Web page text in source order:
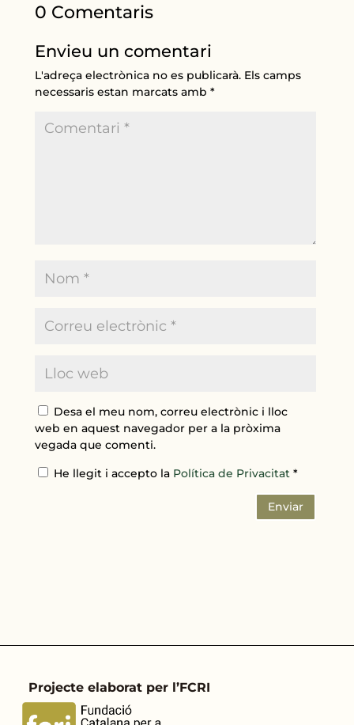
0 Comentaris
Envieu un comentari
L'adreça electrònica no es publicarà. Els camps
necessaris estan marcats amb*
Desa el meu nom, correu electrònic i lloc
web en aquest navegador per a la pròxima
vegada que comenti.
He llegit i accepto la Política de Privacitat*
Enviar
Projecte elaborat per l’FCRI